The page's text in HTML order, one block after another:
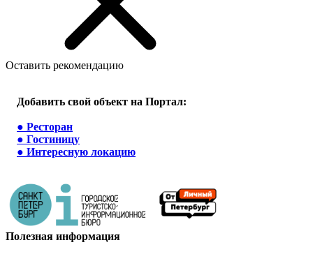
Оставить рекомендацию
Добавить свой объект на Портал:
● Ресторан
● Гостиницу
● Интересную локацию
Полезная информация